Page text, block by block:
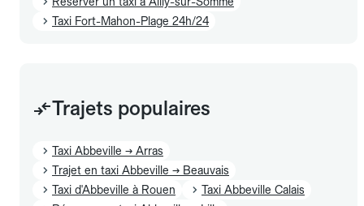
Taxi Fort-Mahon-Plage 24h/24
Trajets populaires
Taxi Abbeville → Arras
Trajet en taxi Abbeville → Beauvais
Taxi d'Abbeville à Rouen
Taxi Abbeville Calais